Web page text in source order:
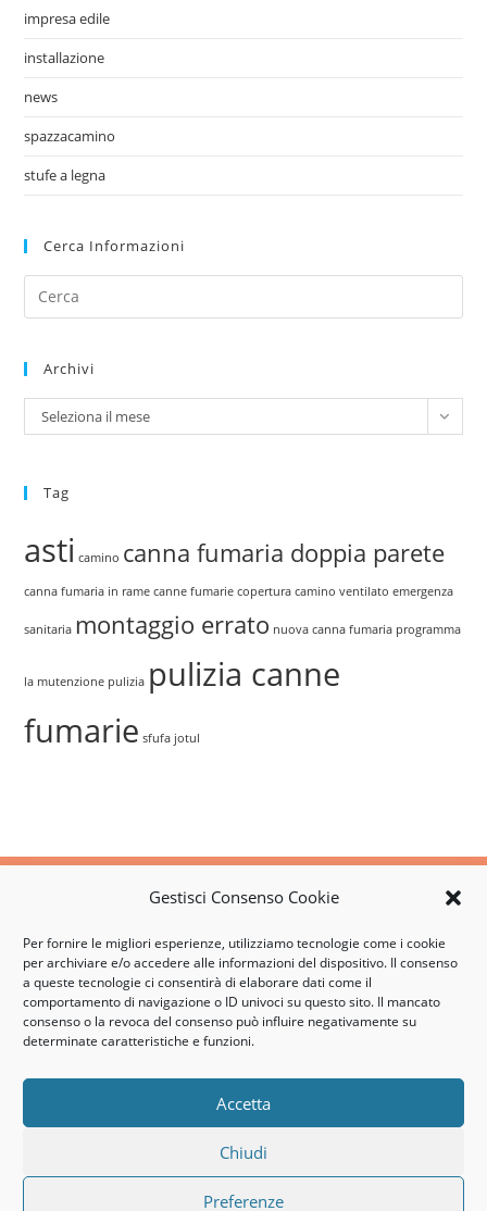
Gestisci Consenso Cookie
Per fornire le migliori esperienze, utilizziamo tecnologie come i cookie
per archiviare e/o accedere alle informazioni del dispositivo. Il consenso
a queste tecnologie ci consentirà di elaborare dati come il
comportamento di navigazione o ID univoci su questo sito. Il mancato
consenso o la revoca del consenso può influire negativamente su
determinate caratteristiche e funzioni.
Accetta
Chiudi
Preferenze
impresa edile
installazione
news
spazzacamino
stufe a legna
Cerca Informazioni
Archivi
Seleziona il mese
Tag
asti camino canna fumaria doppia parete
canna fumaria in rame canne fumarie copertura camino ventilato emergenza
sanitaria montaggio errato nuova canna fumaria programma
la mutenzione pulizia pulizia canne
fumarie sfufa jotul
servizi non esitate a contattarci
Chiama 3356487534
Cell. +39 3356487534 –
© Copyright 2019 | Bono Bruno| P.iva: 01403670050
Cookies Policy
Privacy Policy